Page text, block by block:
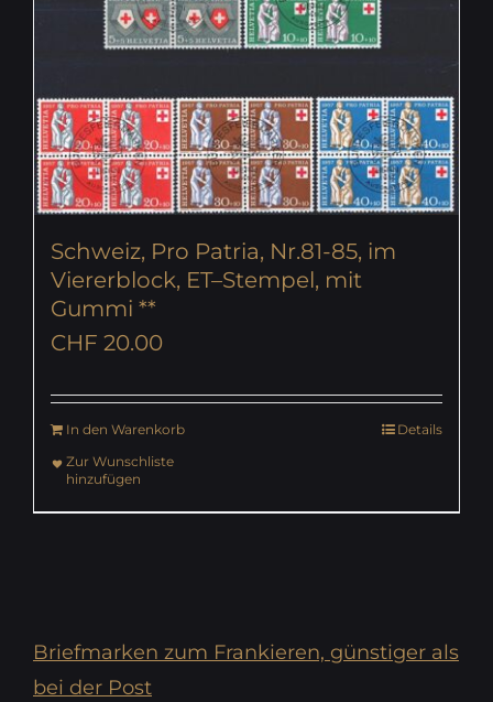
Schweiz, Pro Patria, Nr.81-85, im
Viererblock, ET–Stempel, mit
Gummi **
CHF 20.00
In den Warenkorb
Details
Zur Wunschliste
hinzufügen
Briefmarken zum Frankieren, günstiger als
bei der Post